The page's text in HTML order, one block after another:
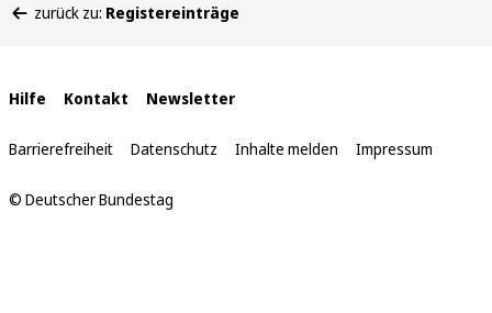
befinden
zurück zu: Registereinträge
Interne
Links
Hilfe Kontakt Newsletter
Barrierefreiheit Datenschutz Inhalte melden Impressum
© Deutscher Bundestag